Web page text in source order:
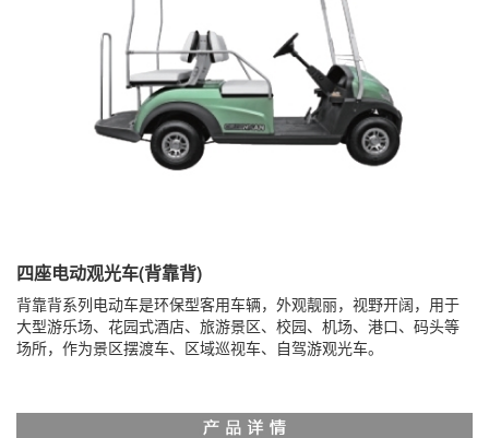
四座电动观光车(背靠背)
背靠背系列电动车是环保型客用车辆，外观靓丽，视野开阔，用于
大型游乐场、花园式酒店、旅游景区、校园、机场、港口、码头等
场所，作为景区摆渡车、区域巡视车、自驾游观光车。